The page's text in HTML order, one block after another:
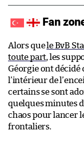
Fan
Alors quele BvB
toute part, les
Géorgie ont décidé
l’intérieur de
certains se sont
quelques minutes
chaos pour lancer
frontaliers.